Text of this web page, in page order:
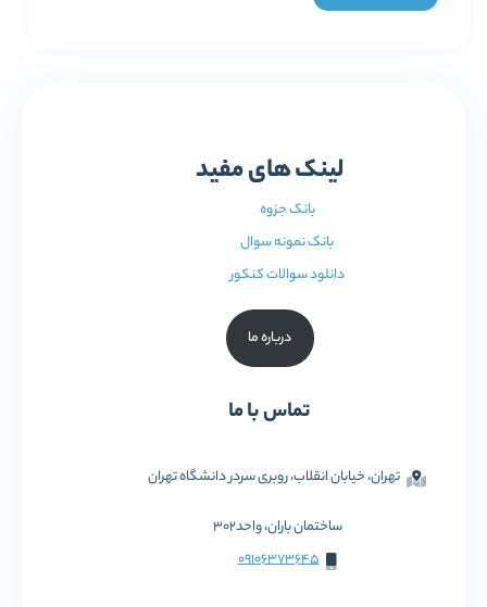
لینک های مفید
بانک جزوه
بانک نمونه سوال
دانلود سوالات کنکور
درباره ما
تماس با ما
تهران، خیابان انقلاب، روبری سردر دانشگاه تهران
ساختمان باران، واحد302
09106373645